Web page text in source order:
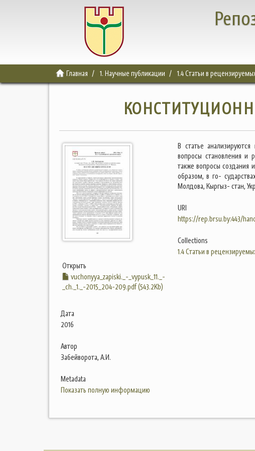
Главная 1. Научные публикации 1.4 Статьи в
Открыть
vuchonyya_zapiski._-_vypusk_11._-
_ch._1._-2015_204-209.pdf (543.2Kb)
Дата
2016
Автор
Забейворота, А.И.
Metadata
Показать полную информацию
В статье
вопросы становления и
также вопросы создания
образом, в го-
Молдова, Кыргыз- стан,
URI
https://rep.brsu.by:443/
Collections
1.4 Статьи в